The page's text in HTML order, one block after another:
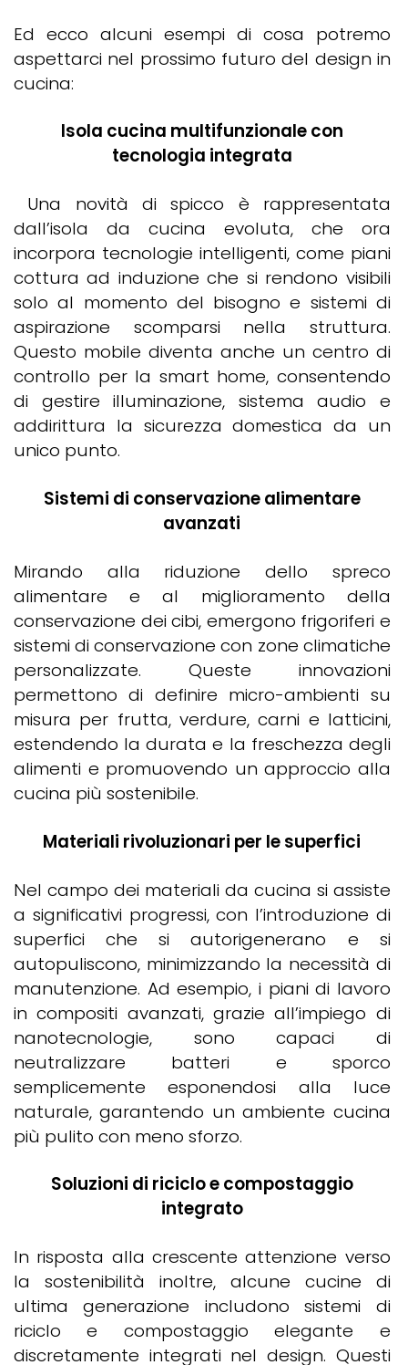
Ed ecco alcuni esempi di cosa potremo
aspettarci nel prossimo futuro del design in
cucina:
Isola cucina multifunzionale con
tecnologia integrata
Una novità di spicco è rappresentata
dall’isola da cucina evoluta, che ora
incorpora tecnologie intelligenti, come piani
cottura ad induzione che si rendono visibili
solo al momento del bisogno e sistemi di
aspirazione scomparsi nella struttura.
Questo mobile diventa anche un centro di
controllo per la smart home, consentendo
di gestire illuminazione, sistema audio e
addirittura la sicurezza domestica da un
unico punto.
Sistemi di conservazione alimentare
avanzati
Mirando alla riduzione dello spreco
alimentare e al miglioramento della
conservazione dei cibi, emergono frigoriferi e
sistemi di conservazione con zone climatiche
personalizzate. Queste innovazioni
permettono di definire micro-ambienti su
misura per frutta, verdure, carni e latticini,
estendendo la durata e la freschezza degli
alimenti e promuovendo un approccio alla
cucina più sostenibile.
Materiali rivoluzionari per le superfici
Nel campo dei materiali da cucina si assiste
a significativi progressi, con l’introduzione di
superfici che si autorigenerano e si
autopuliscono, minimizzando la necessità di
manutenzione. Ad esempio, i piani di lavoro
in compositi avanzati, grazie all’impiego di
nanotecnologie, sono capaci di
neutralizzare batteri e sporco
semplicemente esponendosi alla luce
naturale, garantendo un ambiente cucina
più pulito con meno sforzo.
Soluzioni di riciclo e compostaggio
integrato
In risposta alla crescente attenzione verso
la sostenibilità inoltre, alcune cucine di
ultima generazione includono sistemi di
riciclo e compostaggio elegante e
discretamente integrati nel design. Questi